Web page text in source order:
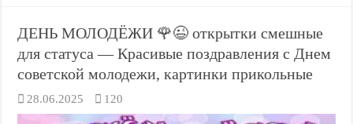
ДЕНЬ МОЛОДЁЖИ 🌹😉 открытки смешные
для статуса — Красивые поздравления с Днем
советской молодежи, картинки прикольные
28.06.2025 120